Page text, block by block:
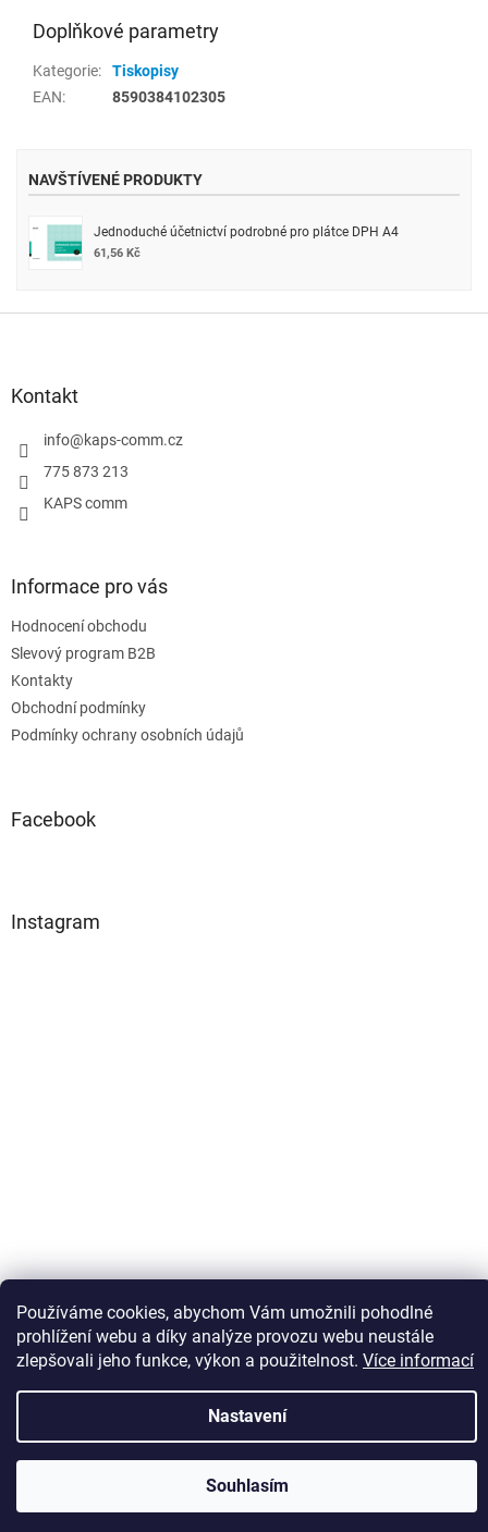
Používáme cookies, abychom Vám umožnili pohodlné
prohlížení webu a díky analýze provozu webu neustále
zlepšovali jeho funkce, výkon a použitelnost. Více informací
Nastavení
Souhlasím
Doplňkové parametry
Kategorie:
Tiskopisy
EAN: 8590384102305
NAVŠTÍVENÉ PRODUKTY
Jednoduché účetnictví podrobné pro plátce DPH A4
61,56 Kč
Kontakt
info@kaps-comm.cz
775 873 213
KAPS comm
Informace pro vás
Hodnocení obchodu
Slevový program B2B
Kontakty
Obchodní podmínky
Podmínky ochrany osobních údajů
Facebook
Instagram
Sledovat na Instagramu
Copyright 2026Kaps comm. Všechna práva vyhrazena.